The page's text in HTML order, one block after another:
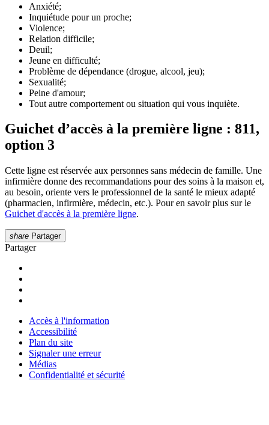
Anxiété;
Inquiétude pour un proche;
Violence;
Relation difficile;
Deuil;
Jeune en difficulté;
Problème de dépendance (drogue, alcool, jeu);
Sexualité;
Peine d'amour;
Tout autre comportement ou situation qui vous inquiète.
Guichet d’accès à la première ligne : 811,
option 3
Cette ligne est réservée aux personnes sans médecin de famille. Une
infirmière donne des recommandations pour des soins à la maison et,
au besoin, oriente vers le professionnel de la santé le mieux adapté
(pharmacien, infirmière, médecin, etc.). Pour en savoir plus sur le
Guichet d'accès à la première ligne.
share Partager
Partager
Accès à l'information
Accessibilité
Plan du site
Signaler une erreur
Médias
Confidentialité et sécurité